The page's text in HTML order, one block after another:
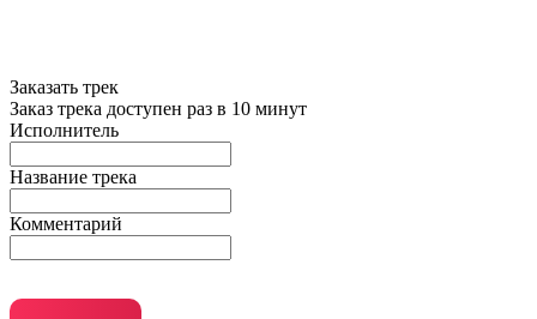
Заказать трек
Заказ трека доступен раз в 10 минут
Исполнитель
Название трека
Комментарий